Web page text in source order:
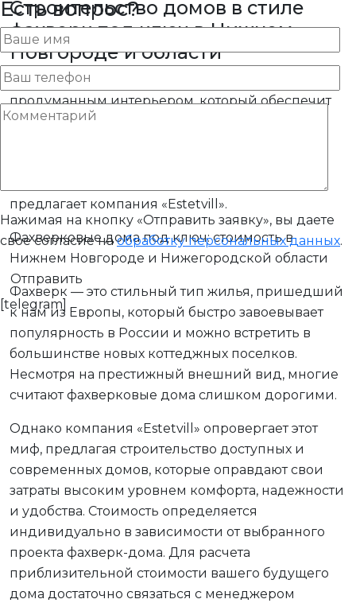
Есть вопрос?
Нажимая на кнопку «Отправить заявку», вы даете
свое согласие наобработку персональных данных.
[telegram]
Строительство домов в стиле
фахверк под ключ в Нижнем
Новгороде и области
Современный дом с европейским дизайном и
продуманным интерьером, который обеспечит
вам комфорт, можно построить всего за
предлагает компания «Estetvill».
Фахверковые дома под ключ: стоимость в
Нижнем Новгороде и Нижегородской области
Фахверк — это стильный тип жилья, пришедший
к нам из Европы, который быстро завоевывает
популярность в России и можно встретить в
большинстве новых коттеджных поселков.
Несмотря на престижный внешний вид, многие
считают фахверковые дома слишком дорогими.
Однако компания «Estetvill» опровергает этот
миф, предлагая строительство доступных и
современных домов, которые оправдают свои
затраты высоким уровнем комфорта, надежности
и удобства. Стоимость определяется
индивидуально в зависимости от выбранного
проекта фахверк-дома. Для расчета
приблизительной стоимости вашего будущего
дома достаточно связаться с менеджером